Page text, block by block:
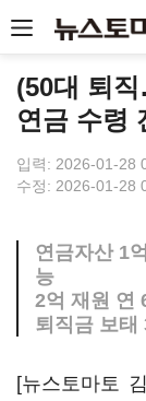
(50대 퇴
연금 수령
입력: 2026-01-28
수정: 2026-01-28
연금자산 1
능
2억 재원 연
퇴직금 보
[뉴스토마토